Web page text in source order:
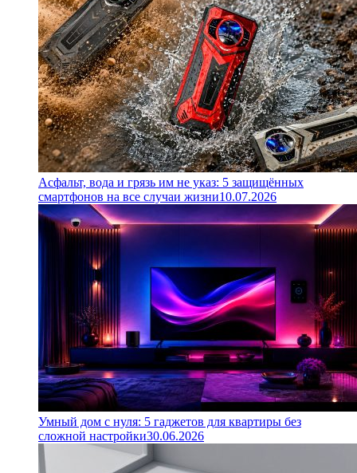
Асфальт, вода и грязь им не указ: 5 защищённых
смартфонов на все случаи жизни10.07.2026
Умный дом с нуля: 5 гаджетов для квартиры без
сложной настройки30.06.2026